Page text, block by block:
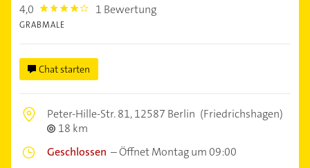
4,0 4.0 1 Bewertung
GRABMALE
Chat starten
Peter-Hille-Str. 81,12587 Berlin (Friedrichshagen)
18 km
Geschlossen –Öffnet Montag um 09:00